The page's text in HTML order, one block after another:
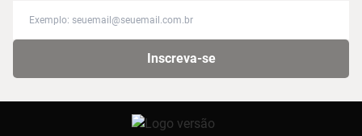
Inscreva-se